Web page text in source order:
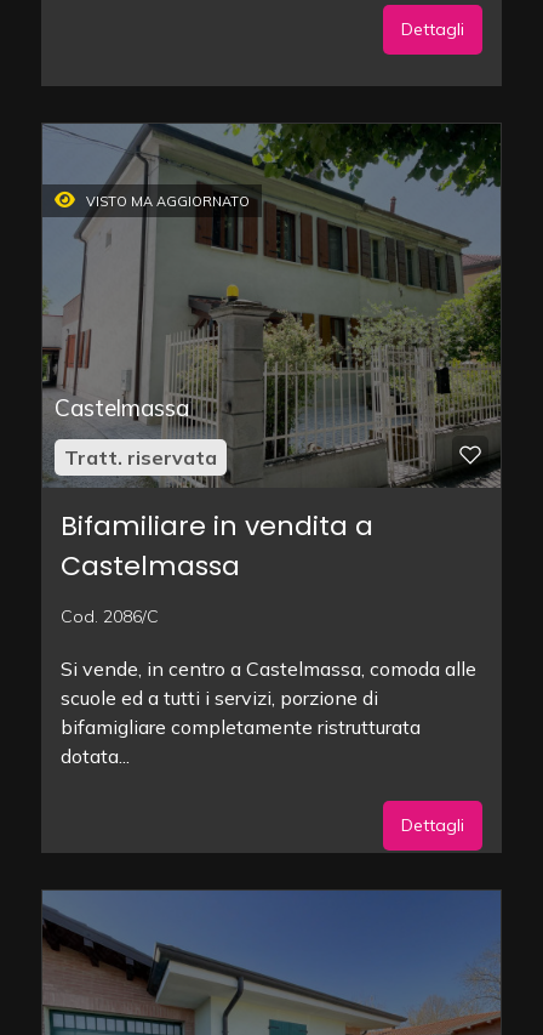
Dettagli
VISTO MA AGGIORNATO
Castelmassa
Tratt. riservata
Bifamiliare in vendita a
Castelmassa
Cod. 2086/C
Si vende, in centro a Castelmassa, comoda alle
scuole ed a tutti i servizi, porzione di
bifamigliare completamente ristrutturata
dotata...
Dettagli